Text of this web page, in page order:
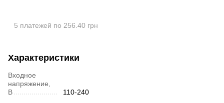
5 платежей по 256.40 грн
Характеристики
Входное
напряжение,
В
110-240